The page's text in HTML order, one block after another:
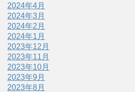
2024年4月
2024年3月
2024年2月
2024年1月
2023年12月
2023年11月
2023年10月
2023年9月
2023年8月